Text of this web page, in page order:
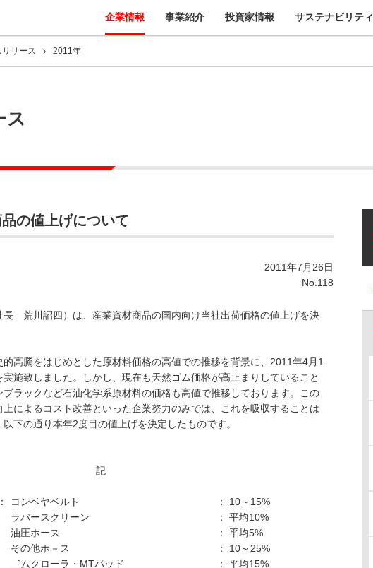
企業情報 事業紹介 投資家情報 サステナビリティ
リリース 2011年
ス
の値上げについて
2011年7月26日
No.118
荒川詔四）は、産業資材商品の国内向け当社出荷価格の値上げを決
高騰をはじめとした原材料価格の高値での推移を背景に、2011年4月1
施致しました。しかし、現在も天然ゴム価格が高止まりしていること
ラックなど石油化学系原材料の価格も高値で推移しております。この
によるコスト改善といった企業努力のみでは、これを吸収することは
下の通り本年2度目の値上げを決定したものです。
記
： コンベヤベルト
： 10～15%
ラバースクリーン
： 平均10%
油圧ホース
： 平均5%
その他ホ－ス
： 10～25%
ゴムクローラ・MTパッド
： 平均15%